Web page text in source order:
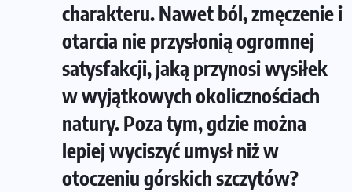
charakteru. Nawet ból, zmęczenie i
otarcia nie przysłonią ogromnej
satysfakcji, jaką przynosi wysiłek
w wyjątkowych okolicznościach
natury. Poza tym, gdzie można
lepiej wyciszyć umysł niż w
otoczeniu górskich szczytów?